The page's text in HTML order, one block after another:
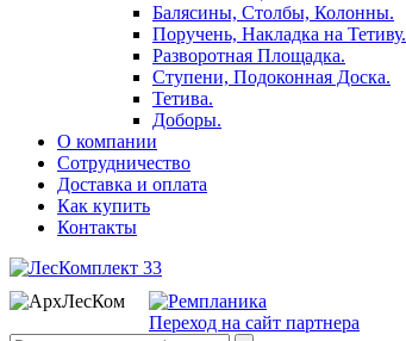
Балясины, Столбы, Колонны.
Поручень, Накладка на Тетиву.
Разворотная Площадка.
Ступени, Подоконная Доска.
Тетива.
Доборы.
О компании
Сотрудничество
Доставка и оплата
Как купить
Контакты
Переход на сайт партнера